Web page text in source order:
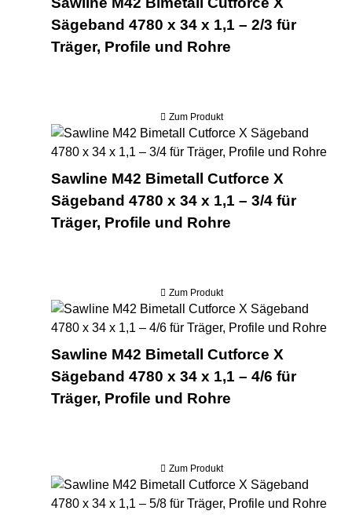
Sägeband 4780 x 34 x 1,1 – 2/3 für
Träger, Profile und Rohre
Zum Produkt
Sawline M42 Bimetall Cutforce X
Sägeband 4780 x 34 x 1,1 – 3/4 für
Träger, Profile und Rohre
Zum Produkt
Sawline M42 Bimetall Cutforce X
Sägeband 4780 x 34 x 1,1 – 4/6 für
Träger, Profile und Rohre
Zum Produkt